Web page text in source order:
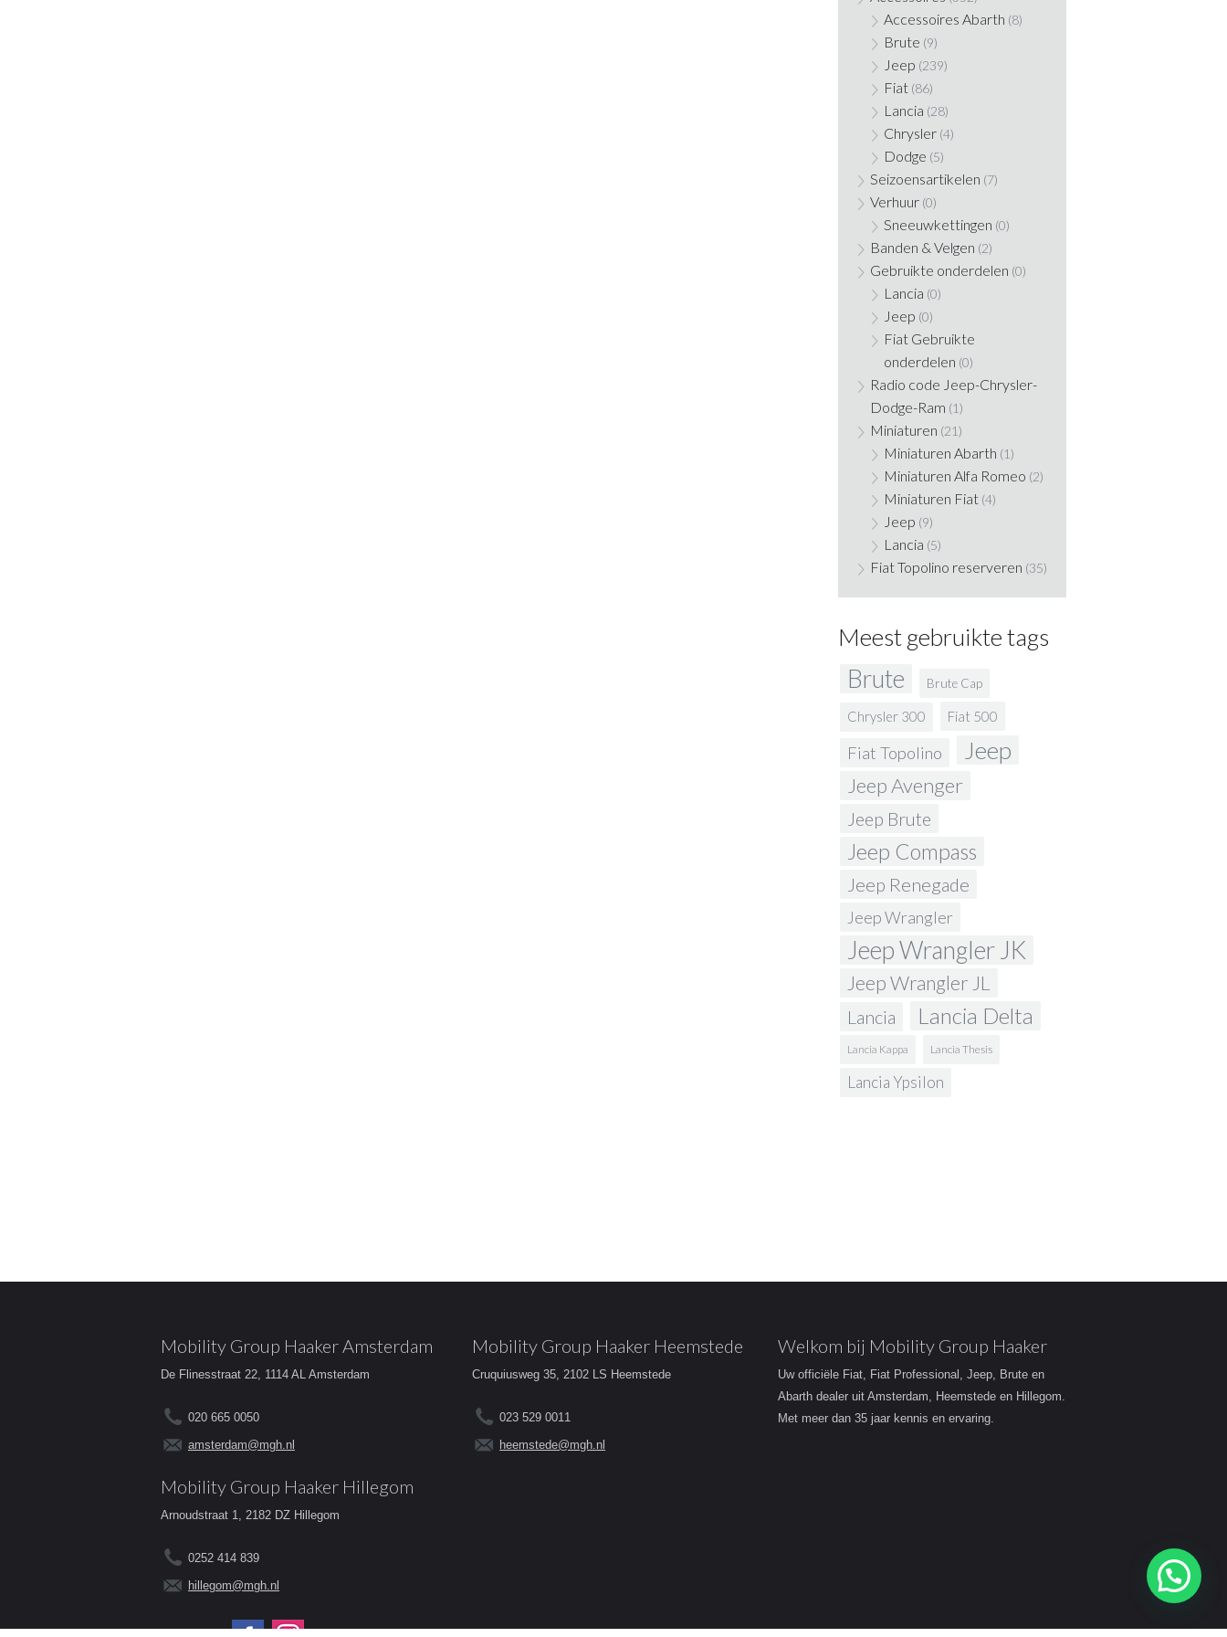
Accessoires Abarth (8)
Brute (9)
Jeep (239)
Fiat (86)
Lancia (28)
Chrysler (4)
Dodge (5)
Seizoensartikelen (7)
Verhuur (0)
Sneeuwkettingen (0)
Banden & Velgen (2)
Gebruikte onderdelen (0)
Lancia (0)
Jeep (0)
Fiat Gebruikte
onderdelen (0)
Radio code Jeep-Chrysler-
Dodge-Ram (1)
Miniaturen (21)
Miniaturen Abarth (1)
Miniaturen Alfa Romeo (2)
Miniaturen Fiat (4)
Jeep (9)
Lancia (5)
Fiat Topolino reserveren (35)
Meest gebruikte tags
Brute Brute Cap
Chrysler 300 Fiat 500
Fiat Topolino Jeep
Jeep Avenger
Jeep Brute
Jeep Compass
Jeep Renegade
Jeep Wrangler
Jeep Wrangler JK
Jeep Wrangler JL
Lancia Lancia Delta
Lancia Kappa Lancia Thesis
Lancia Ypsilon
Mobility Group Haaker Amsterdam
De Flinesstraat 22, 1114 AL Amsterdam
020 665 0050
amsterdam@mgh.nl
Mobility Group Haaker Heemstede
Cruquiusweg 35, 2102 LS Heemstede
023 529 0011
heemstede@mgh.nl
Mobility Group Haaker Hillegom
Arnoudstraat 1, 2182 DZ Hillegom
0252 414 839
hillegom@mgh.nl
Volg ons op:
Welkom bij Mobility Group Haaker
Uw officiële Fiat, Fiat Professional, Jeep, Brute en
Abarth dealer uit Amsterdam, Heemstede en Hillegom.
Met meer dan 35 jaar kennis en ervaring.